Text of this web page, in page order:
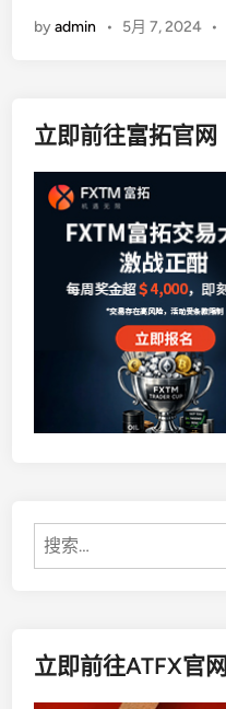
n
byadmin • 5月 7, 2024 •
立即前往富拓官网
搜
立即前往ATFX官网